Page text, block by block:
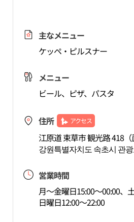
主なメニュー
ケッペ・ピルスナー
メニュー
ビール、ピザ、パスタ
住所 アクセス
江原道 束草市 観光路 418（
강원특별자치도 속초시 관
営業時間
月～金曜日15:00～00:00、
日曜日12:00～22:00